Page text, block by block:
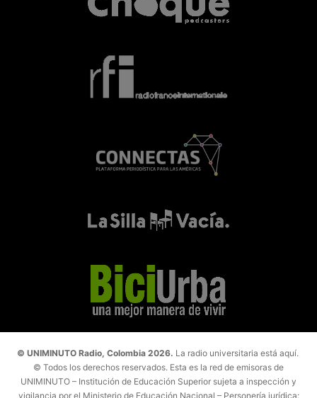
© UNIMINUTO Radio, Colombia 2026. La radio universitaria está aquí.
© Todos los derechos reservados. Esta es la red de emisoras de
UNIMINUTO – Institución de Educación Superior sujeta a inspección y
vigilancia por el Ministerio de Educación Nacional – Personería jurídica: